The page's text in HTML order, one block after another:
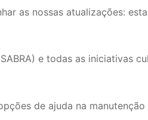
as nossas atualizações:
e todas as iniciativas
de ajuda na